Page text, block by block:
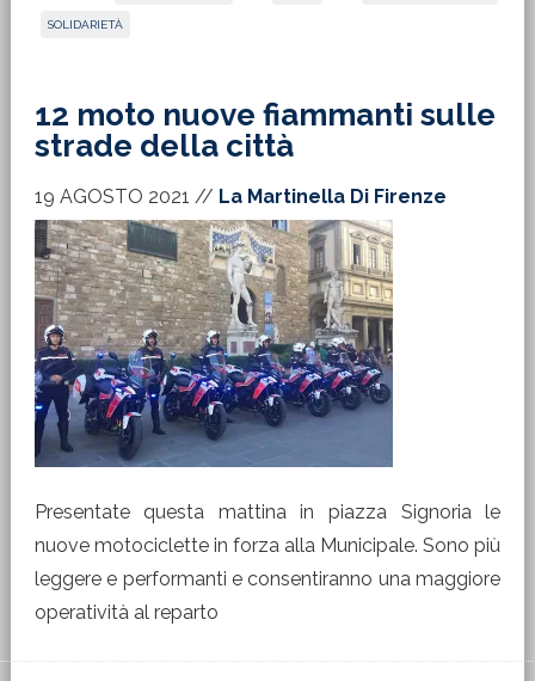
SOLIDARIETÀ
12 moto nuove fiammanti sulle
strade della città
19 AGOSTO 2021 // La Martinella Di Firenze
Presentate questa mattina in piazza Signoria le
nuove motociclette in forza alla Municipale. Sono più
leggere e performanti e consentiranno una maggiore
operatività al reparto